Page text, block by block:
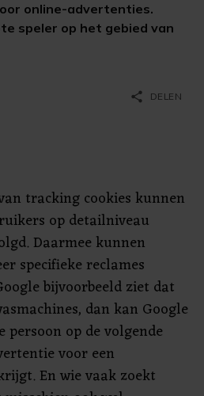
online-advertenties.
speler op het gebied van
share DELEN
tracking cookies kunnen
op detailniveau
Daarmee kunnen
specifieke reclames
bijvoorbeeld ziet dat
dan kan Google
op de volgende
voor een
En wie vaak zoekt